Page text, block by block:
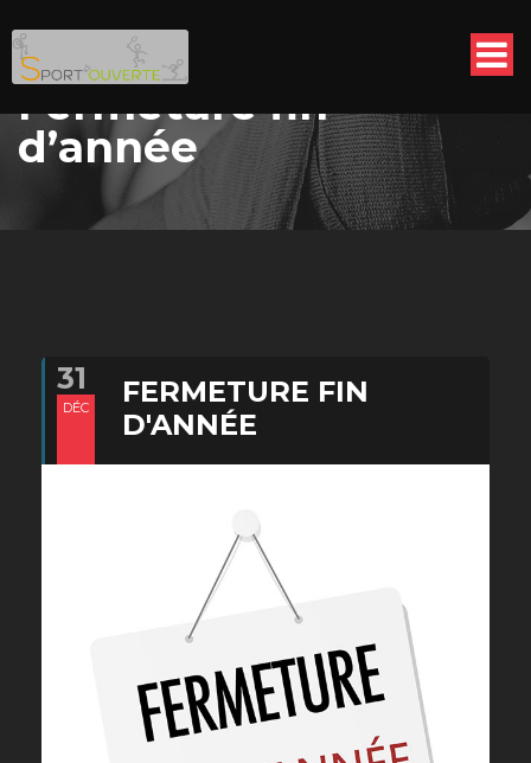
Fermeture fin
d’année
31
DÉC
FERMETURE FIN
D'ANNÉE